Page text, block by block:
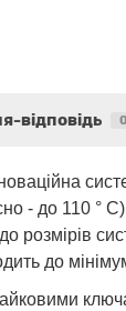
відповідь 0
- до 110 °
розмірів
до